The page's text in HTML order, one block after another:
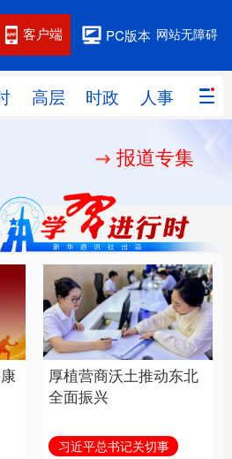
网站无障碍
PC版本
客户端
高层 时政 人事 国际
站地图
人事
网评
库 全球连线 教育
量子 体育
健康 军事
图片 政务
报道专集
厚植营商沃土推动东北
全面振兴
习近平总书记关切事